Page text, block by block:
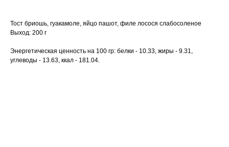
Тост бриошь, гуакамоле, яйцо пашот, филе лосося слабосоленое
Выход: 200 г
Энергетическая ценность на 100 гр: белки - 10.33, жиры - 9.31,
углеводы - 13.63, ккал - 181.04.